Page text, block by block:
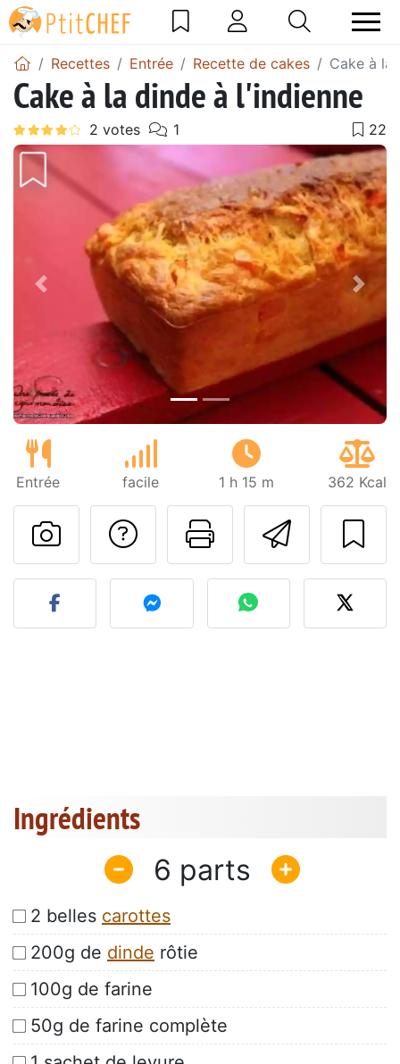
Recettes Entrée Recette de cakes Cake à la
Cake à la dinde à l'indienne
Précédent
Entrée facile 1 h 15 m 362 Kcal
Imprimer
Poser une
Publier votre photo de
Ingrédients
6
2 belles carottes
200g de dinde rôtie
100g de farine
50g de farine complète